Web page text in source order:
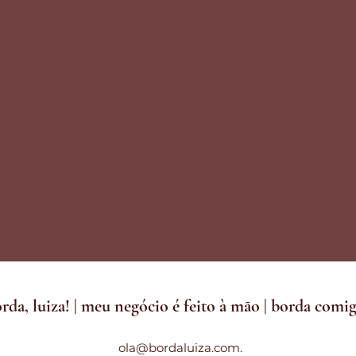
luiza! | meu negócio é feito à mão | borda
ola@bordaluiza.com.